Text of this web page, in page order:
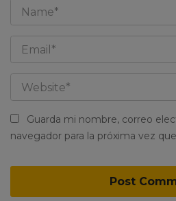
Guarda mi nombre, correo
navegador para la próxima vez